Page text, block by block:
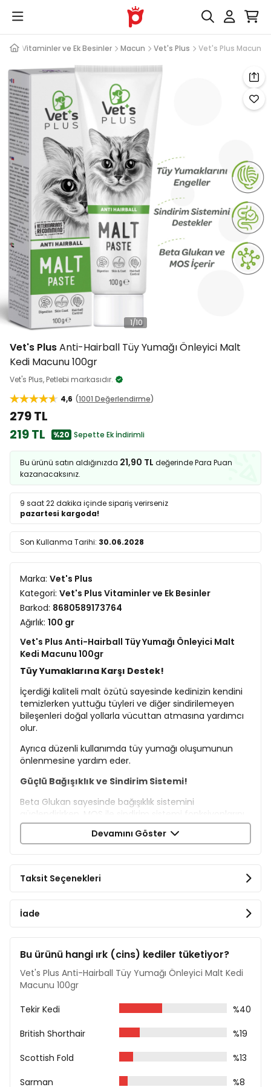
Vitaminler ve Ek Besinler Macun Vet's Plus Vet's Plus Macun
1/10
Vet's PlusAnti-Hairball Tüy Yumağı Önleyici Malt
Kedi Macunu 100gr
Vet's Plus, Petlebi markasıdır.
4,6
1001 Değerlendirme
279 TL
219 TL
%20 Sepette Ek İndirimli
Bu ürünü satın aldığınızda 21,90 TL değerinde Para Puan
kazanacaksınız.
9 saat 22 dakika içinde sipariş verirseniz
pazartesi kargoda!
Son Kullanma Tarihi: 30.06.2028
Marka: Vet's Plus
Kategori: Vet's Plus Vitaminler ve Ek Besinler
Barkod: 8680589173764
Ağırlık: 100 gr
Vet's Plus Anti-Hairball Tüy Yumağı Önleyici Malt
Kedi Macunu 100gr
Tüy Yumaklarına Karşı Destek!
İçerdiği kaliteli malt özütü sayesinde kedinizin kendini
temizlerken yuttuğu tüyleri ve diğer sindirilemeyen
bileşenleri doğal yollarla vücuttan atmasına yardımcı
olur.
Ayrıca düzenli kullanımda tüy yumağı oluşumunun
önlenmesine yardım eder.
Güçlü Bağışıklık ve Sindirim Sistemi!
Beta Glukan sayesinde bağışıklık sistemini
güçlendirirken, MOS ile sindirim sistemi fonksiyonlarını
destekler.
Bileşimi
Yulaf Unu (1.4.9)
Potasyum Sorbat (E 202)
Beta Glukan
Analiz Raporu
Ham Protein %5
Ham Yağlar %29
Ham Kül %1,1
Kullanım Önerisi
6 haftadan büyük tüm kedilerin kullanımı için
Devamını Göster
Taksit Seçenekleri
İade
Bu ürünü hangi ırk (cins) kediler tüketiyor?
Vet's Plus Anti-Hairball Tüy Yumağı Önleyici Malt Kedi
Macunu 100gr
Tekir Kedi
%40
British Shorthair
%19
Scottish Fold
%13
Sarman
%8